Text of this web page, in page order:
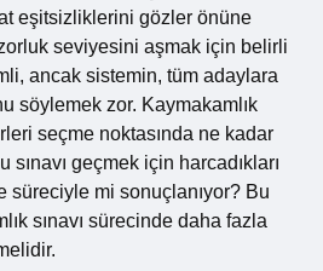
eşitsizliklerini gözler önüne
seviyesini aşmak için belirli
ancak sistemin, tüm adaylara
söylemek zor. Kaymakamlık
seçme noktasında ne kadar
sınavı geçmek için harcadıkları
süreciyle mi sonuçlanıyor? Bu
sınavı sürecinde daha fazla